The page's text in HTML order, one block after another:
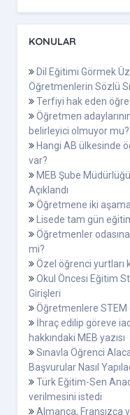
KONULAR
Dil Eğitimi Görmek
Öğretmenlerin Sözlü
Terfiyi hak eden
Öğretmen
belirleyici olmuyor mu?
Hangi AB ülkesinde
var?
MEB Şube
Açıklandı
Öğretmene iki
Lisede tam gün
Öğretmenler
mi?
Özel öğrenci yurtları
Okul Öncesi Eğitim
Girişleri
Öğretmenlere STEM
İhraç edilip göreve
hakkındaki MEB yazısı
Sınavla Öğrenci
Başvurular Nasıl
Türk Eğitim-Sen
verilmesini istedi
Almanca, Fransızca